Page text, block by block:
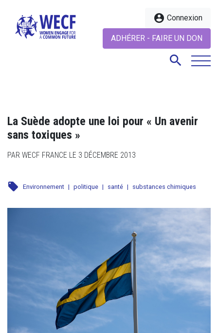
account_circle Connexion
ADHÉRER - FAIRE UN DON
search
search
La Suède adopte une loi pour « Un avenir
sans toxiques »
PAR WECF FRANCE LE 3 DÉCEMBRE 2013
local_offer Environnement | politique | santé | substances chimiques